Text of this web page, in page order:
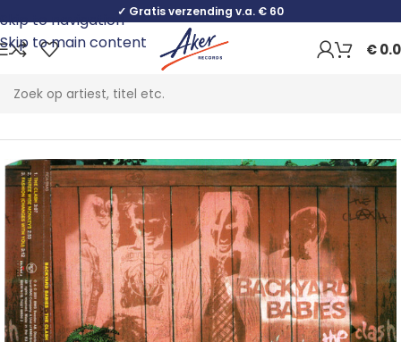
Skip to navigation
Skip to main content
✓ Gratis verzending v.a. € 60
€
Home Rock